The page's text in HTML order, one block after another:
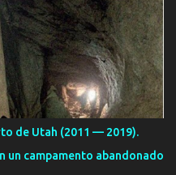
de Utah (2011 — 2019).
un campamento abandonado